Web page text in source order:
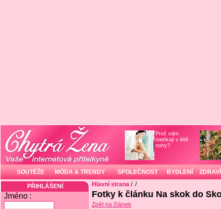
Proč vám
natékají v létě
nohy?
SOUTĚŽE MÓDA & TRENDY SPOLEČNOST BYDLENÍ ZDRAVÍ
PŘIHLÁŠENÍ
Jméno :
Hlavní strana / /
Fotky k článku Na skok do
Zpět na článek